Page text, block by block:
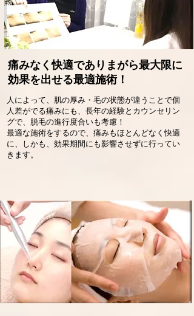
痛みなく快適でありまがら最大限に
効果を出せる最適施術！
人によって、肌の厚み・毛の状態が違うことで個
人差がでる痛みにも、長年の経験とカウンセリン
グで、脱毛の進行度合いも考慮！
最適な施術をするので、痛みもほとんどなく快適
に、しかも、効果期間にも影響させずに行ってい
きます。